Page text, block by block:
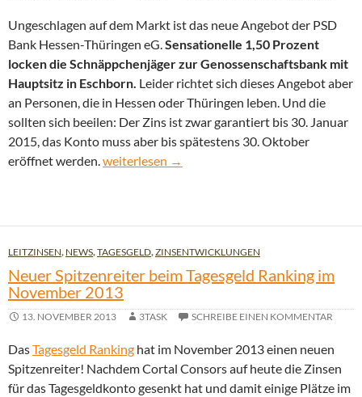
Ungeschlagen auf dem Markt ist das neue Angebot der PSD
Bank Hessen-Thüringen eG.Sensationelle 1,50 Prozent
locken die Schnäppchenjäger zur Genossenschaftsbank mit
Hauptsitz in Eschborn. Leider richtet sich dieses Angebot aber
an Personen, die in Hessen oder Thüringen leben. Und die
sollten sich beeilen: Der Zins ist zwar garantiert bis 30. Januar
2015, das Konto muss aber bis spätestens 30. Oktober
eröffnet werden.1,50 Prozent aufs Tagesgeld
weiterlesen →
LEITZINSEN, NEWS,TAGESGELD,ZINSENTWICKLUNGEN
Neuer Spitzenreiter beim Tagesgeld Ranking im
November 2013
13. NOVEMBER 2013 3TASK SCHREIBE EINEN KOMMENTAR
DasTagesgeld Ranking hat im November 2013 einen neuen
Spitzenreiter! Nachdem Cortal Consors auf heute die Zinsen
für das Tagesgeldkonto gesenkt hat und damit einige Plätze im